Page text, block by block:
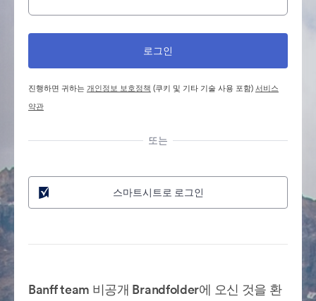
진행하면 귀하는개인정보 보호정책 (쿠키 및 기타 기술 사용 포함)서비스
약관
또는
스마트시트로 로그인
Banff team 비공개 Brandfolder에 오신 것을 환